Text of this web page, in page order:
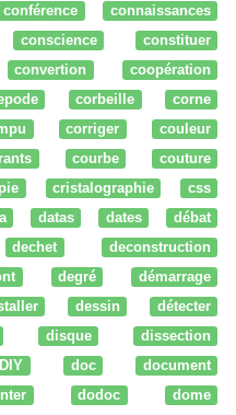
conférence
connaissances
conscience
constituer
convertion
coopération
corbeille
corne
corriger
couleur
courbe
couture
cristalographie
css
datas dates
débat
dechet
deconstruction
degré
démarrage
dessin
détecter
disque
dissection
DIY doc
document
dodoc
dome